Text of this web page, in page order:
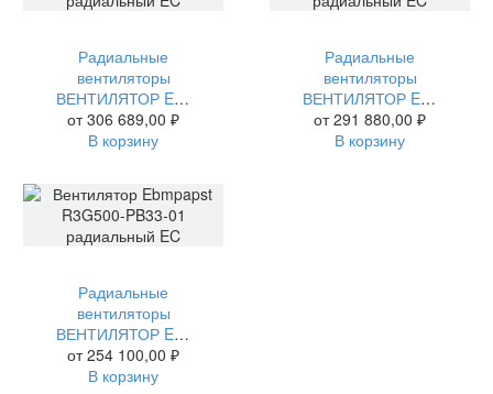
Радиальные
вентиляторы
ВЕНТИЛЯТОР EBMPAPST R3G560-AH07-13 / R3G560AH0713 РАДИАЛЬНЫЙ EC
от306 689,00 ₽
В корзину
Радиальные
вентиляторы
ВЕНТИЛЯТОР EBMPAPST R3G560-AG11-13 / R3G560AG1113 РАДИАЛЬНЫЙ EC
от291 880,00 ₽
В корзину
Радиальные
вентиляторы
ВЕНТИЛЯТОР EBMPAPST R3G500-PB33-01 РАДИАЛЬНЫЙ EC
от254 100,00 ₽
В корзину